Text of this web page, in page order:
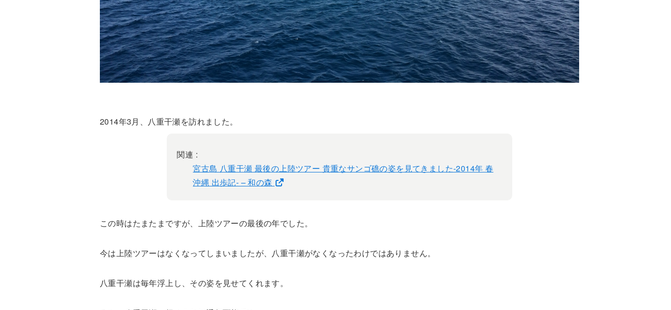
2014年3月、八重干瀬を訪れました。
関連 :
宮古島 八重干瀬 最後の上陸ツアー 貴重なサンゴ礁の姿を見てきました-2014年 春
沖縄 出歩記- – 和の森
この時はたまたまですが、上陸ツアーの最後の年でした。
今は上陸ツアーはなくなってしまいましたが、八重干瀬がなくなったわけではありません。
八重干瀬は毎年浮上し、その姿を見せてくれます。